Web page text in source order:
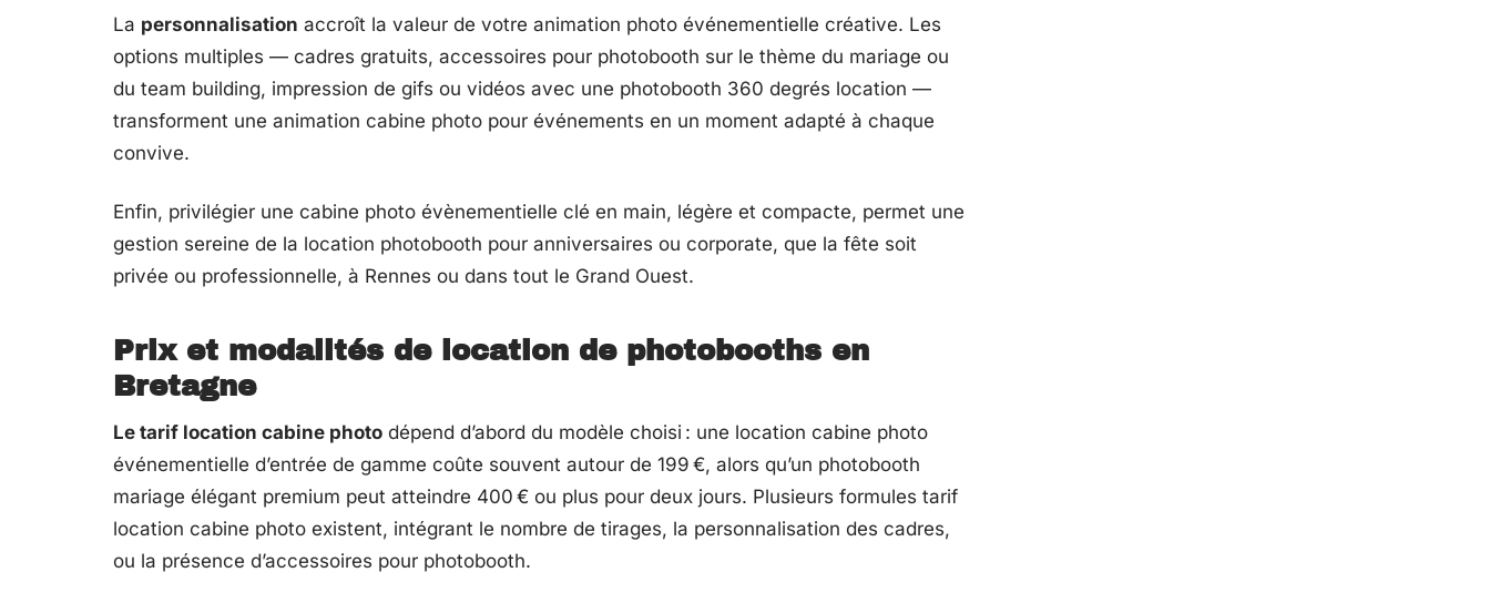
La personnalisation accroît la valeur de votre animation photo événementielle créative. Les
options multiples — cadres gratuits, accessoires pour photobooth sur le thème du mariage ou
du team building, impression de gifs ou vidéos avec une photobooth 360 degrés location —
transforment une animation cabine photo pour événements en un moment adapté à chaque
convive.
Enfin, privilégier une cabine photo évènementielle clé en main, légère et compacte, permet une
gestion sereine de la location photobooth pour anniversaires ou corporate, que la fête soit
privée ou professionnelle, à Rennes ou dans tout le Grand Ouest.
Prix et modalités de location de photobooths en
Bretagne
Le tarif location cabine photo dépend d’abord du modèle choisi : une location cabine photo
événementielle d’entrée de gamme coûte souvent autour de 199 €, alors qu’un photobooth
mariage élégant premium peut atteindre 400 € ou plus pour deux jours. Plusieurs formules tarif
location cabine photo existent, intégrant le nombre de tirages, la personnalisation des cadres,
ou la présence d’accessoires pour photobooth.